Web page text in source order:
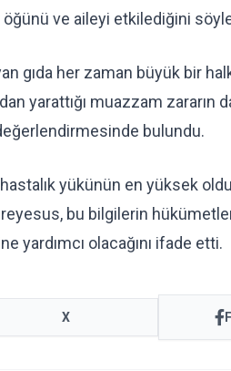
öğünü ve aileyi etkilediğini
gıda her zaman büyük bir
yarattığı muazzam
bulundu.
yükünün en yüksek
bu bilgilerin
yardımcı olacağını ifade etti.
X